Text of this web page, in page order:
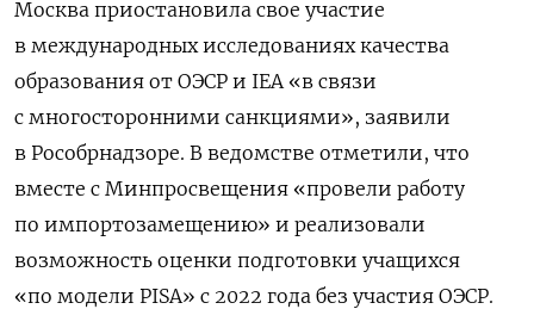
Москва приостановила свое участие
в международных исследованиях качества
образования от ОЭСР и IEA «в связи
с многосторонними санкциями», заявили
в Рособрнадзоре. В ведомстве отметили, что
вместе с Минпросвещения «провели работу
по импортозамещению» и реализовали
возможность оценки подготовки учащихся
«по модели PISA» с 2022 года без участия ОЭСР.